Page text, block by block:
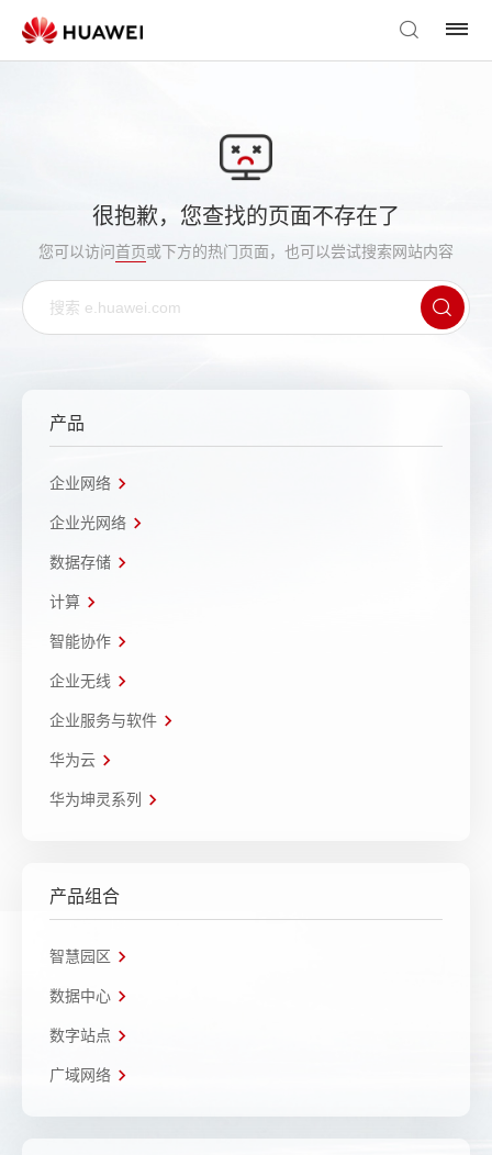
很抱歉，您查找的页面不存在了
您可以访问首页或下方的热门页面，也可以尝试搜索网站内容
产品
企业网络
企业光网络
数据存储
计算
智能协作
企业无线
企业服务与软件
华为云
华为坤灵系列
产品组合
智慧园区
数据中心
数字站点
广域网络